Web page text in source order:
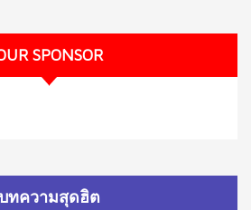
SPONSOR
ทความสุดฮิต